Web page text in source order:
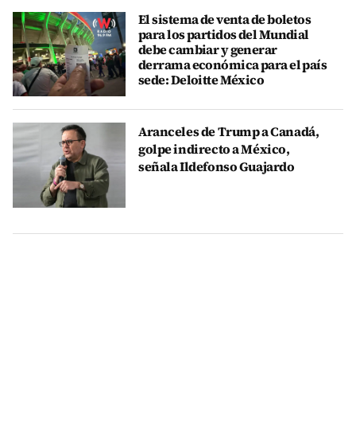
El sistema de venta de boletos
para los partidos del Mundial
debe cambiar y generar
derrama económica para el país
sede: Deloitte México
Aranceles de Trump a Canadá,
golpe indirecto a México,
señala Ildefonso Guajardo